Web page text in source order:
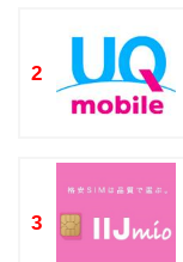
2
3